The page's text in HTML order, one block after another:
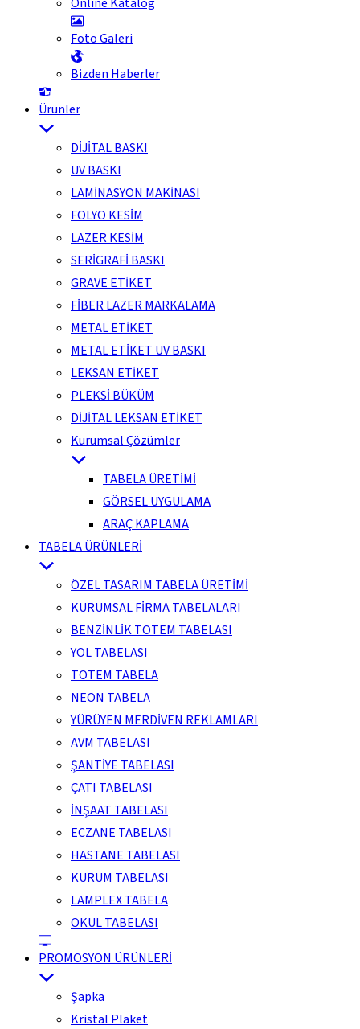
Foto Galeri
Bizden Haberler
Ürünler
DİJİTAL BASKI
UV BASKI
LAMİNASYON MAKİNASI
FOLYO KESİM
LAZER KESİM
SERİGRAFİ BASKI
GRAVE ETİKET
FİBER LAZER MARKALAMA
METAL ETİKET
METAL ETİKET UV BASKI
LEKSAN ETİKET
PLEKSİ BÜKÜM
DİJİTAL LEKSAN ETİKET
Kurumsal Çözümler
TABELA ÜRETİMİ
GÖRSEL UYGULAMA
ARAÇ KAPLAMA
TABELA ÜRÜNLERİ
ÖZEL TASARIM TABELA ÜRETİMİ
KURUMSAL FİRMA TABELALARI
BENZİNLİK TOTEM TABELASI
YOL TABELASI
TOTEM TABELA
NEON TABELA
YÜRÜYEN MERDİVEN REKLAMLARI
AVM TABELASI
ŞANTİYE TABELASI
ÇATI TABELASI
İNŞAAT TABELASI
ECZANE TABELASI
HASTANE TABELASI
KURUM TABELASI
LAMPLEX TABELA
OKUL TABELASI
PROMOSYON ÜRÜNLERİ
Şapka
Kristal Plaket